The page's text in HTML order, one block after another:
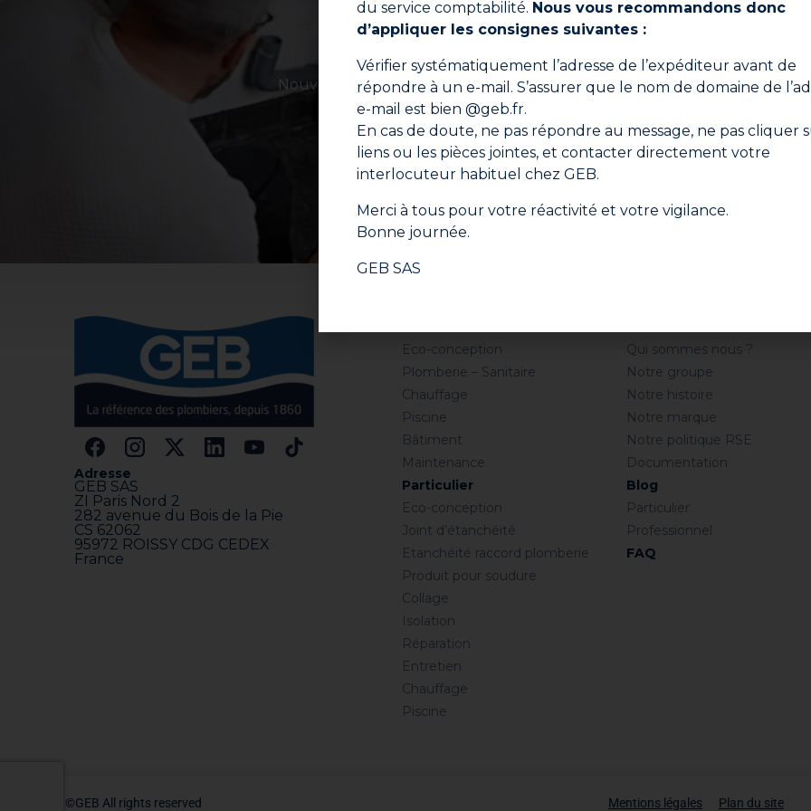
Ne manquez aucune actualité
Nouveaux produits, conseils d’experts et offres spéciales directement
En cliquant sur "S'inscrire", vous confirmez que vous acceptez nos
Adresse
GEB SAS
ZI Paris Nord 2
282 avenue du Bois de la Pie
CS 62062
95972 ROISSY CDG CEDEX
France
Eco-conception
Plomberie – Sanitaire
Chauffage
Piscine
Bâtiment
Maintenance
Particulier
Eco-conception
Joint d’étanchéité
Etanchéité raccord plomberie
Produit pour soudure
Collage
Isolation
Réparation
Entretien
Chauffage
Piscine
Qui sommes nous ?
Notre groupe
Notre histoire
Notre marque
Notre politique RSE
Documentation
Blog
Particulier
Professionnel
FAQ
©GEB All rights reserved Mentions légales Plan du site
du service comptabilité. Nous vous recommandons donc
d’appliquer les consignes suivantes :
Vérifier systématiquement l’adresse de l’expéditeur avant de
répondre à un e-mail. S’assurer que le nom de domaine de
e-mail est bien @geb.fr.
En cas de doute, ne pas répondre au message, ne pas cliquer
liens ou les pièces jointes, et contacter directement votre
interlocuteur habituel chez GEB.
Merci à tous pour votre réactivité et votre vigilance.
Bonne journée.
GEB SAS